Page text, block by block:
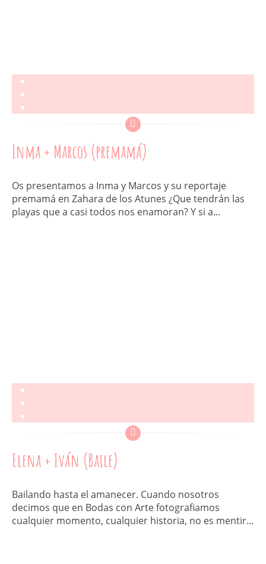
Inma + Marcos (premamá)
Os presentamos a Inma y Marcos y su reportaje
premamá en Zahara de los Atunes ¿Que tendrán las
playas que a casi todos nos enamoran? Y si a...
Elena + Iván (Baile)
Bailando hasta el amanecer. Cuando nosotros
decimos que en Bodas con Arte fotografiamos
cualquier momento, cualquier historia, no es mentir...